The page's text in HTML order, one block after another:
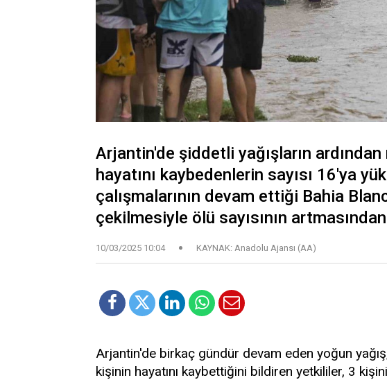
Arjantin'de şiddetli yağışların
hayatını kaybedenlerin sayısı 16'ya
çalışmalarının devam ettiği Bahia
çekilmesiyle ölü sayısının
10/03/2025 10:04 KAYNAK: Anadolu Ajansı (AA)
Arjantin'de birkaç gündür devam eden yoğun
kişinin hayatını kaybettiğini bildiren yetkililer, 3